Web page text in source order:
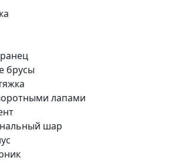
брусы
лапами
шар